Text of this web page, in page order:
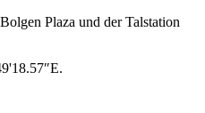
Plaza und der Talstation